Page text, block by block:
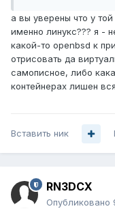
а вы уверены что у
именно линукс??? я -
какой-то openbsd к
отрисовать да
самописное, либо
контейнерах лишен
Вставить ник
RN3DCX
Опубликовано